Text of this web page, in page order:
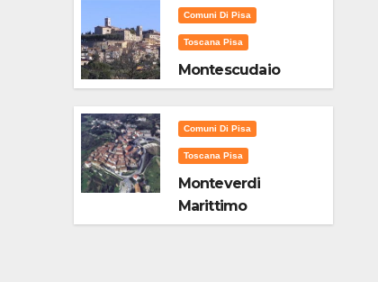
Comuni Di Pisa
Toscana Pisa
Montescudaio
Comuni Di Pisa
Toscana Pisa
Monteverdi
Marittimo